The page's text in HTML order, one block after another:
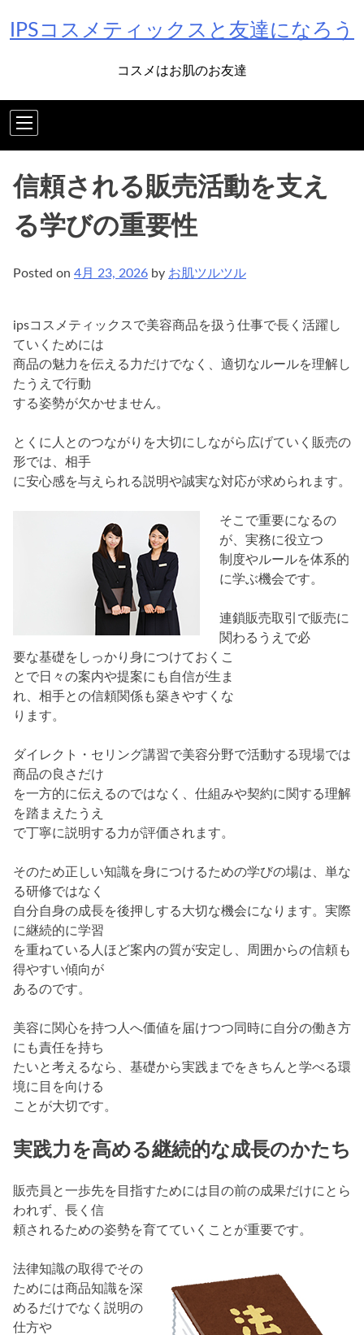
IPSコスメティックスと友達になろう
コスメはお肌のお友達
信頼される販売活動を支え
る学びの重要性
Posted on 4月 23, 2026 by お肌ツルツル
ipsコスメティックスで美容商品を扱う仕事で長く活躍し
ていくためには
商品の魅力を伝える力だけでなく、適切なルールを理解し
たうえで行動
する姿勢が欠かせません。
とくに人とのつながりを大切にしながら広げていく販売の
形では、相手
に安心感を与えられる説明や誠実な対応が求められます。
そこで重要になるの
が、実務に役立つ
制度やルールを体系的
に学ぶ機会です。
連鎖販売取引で販売に
関わるうえで必
要な基礎をしっかり身につけておくこ
とで日々の案内や提案にも自信が生ま
れ、相手との信頼関係も築きやすくな
ります。
ダイレクト・セリング講習で美容分野で活動する現場では
商品の良さだけ
を一方的に伝えるのではなく、仕組みや契約に関する理解
を踏まえたうえ
で丁寧に説明する力が評価されます。
そのため正しい知識を身につけるための学びの場は、単な
る研修ではなく
自分自身の成長を後押しする大切な機会になります。実際
に継続的に学習
を重ねている人ほど案内の質が安定し、周囲からの信頼も
得やすい傾向が
あるのです。
美容に関心を持つ人へ価値を届けつつ同時に自分の働き方
にも責任を持ち
たいと考えるなら、基礎から実践までをきちんと学べる環
境に目を向ける
ことが大切です。
実践力を高める継続的な成長のかたち
販売員と一歩先を目指すためには目の前の成果だけにとら
われず、長く信
頼されるための姿勢を育てていくことが重要です。
法律知識の取得でその
ためには商品知識を深
めるだけでなく説明の
仕方や